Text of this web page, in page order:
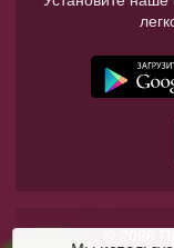
© 2026